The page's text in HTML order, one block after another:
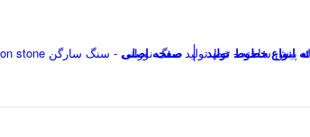
صفحه اصلی انواع خطوط تولید